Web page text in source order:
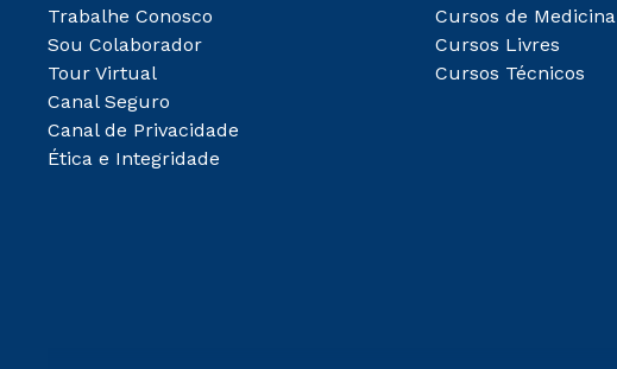
Trabalhe Conosco
Sou Colaborador
Tour Virtual
Canal Seguro
Canal de Privacidade
Ética e Integridade
Cursos de Medicina
Cursos Livres
Cursos Técnicos